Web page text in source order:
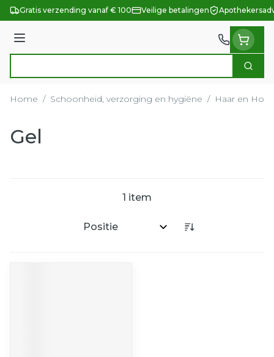
Ga naar de inhoud
Gratis verzending vanaf € 100 Veilige betalingen
Menu
Zoek
Home / Schoonheid, verzorging en hygiëne / Haar en
Gel
1 item
Sorteer op: